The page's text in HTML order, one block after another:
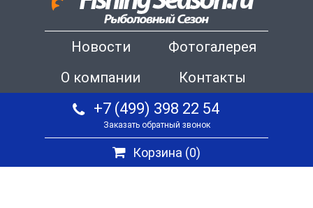
Новости
Фотогалерея
О компании
Контакты
+7 (499) 398 22 54
Заказать обратный звонок
Корзина (0)